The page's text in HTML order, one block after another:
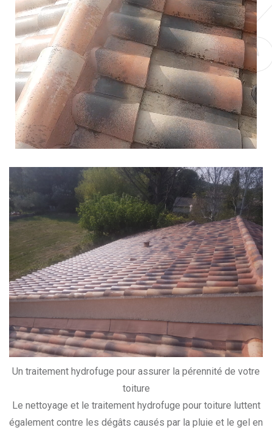
Un traitement hydrofuge pour assurer la pérennité de votre
toiture
Le nettoyage et le traitement hydrofuge pour toiture luttent
également contre les dégâts causés par la pluie et le gel en